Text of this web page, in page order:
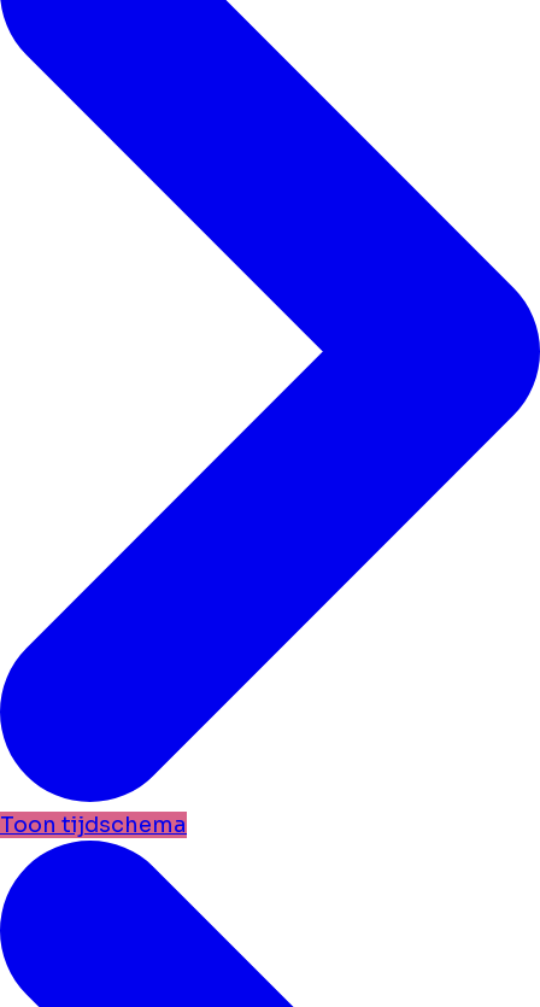
Toon tijdschema